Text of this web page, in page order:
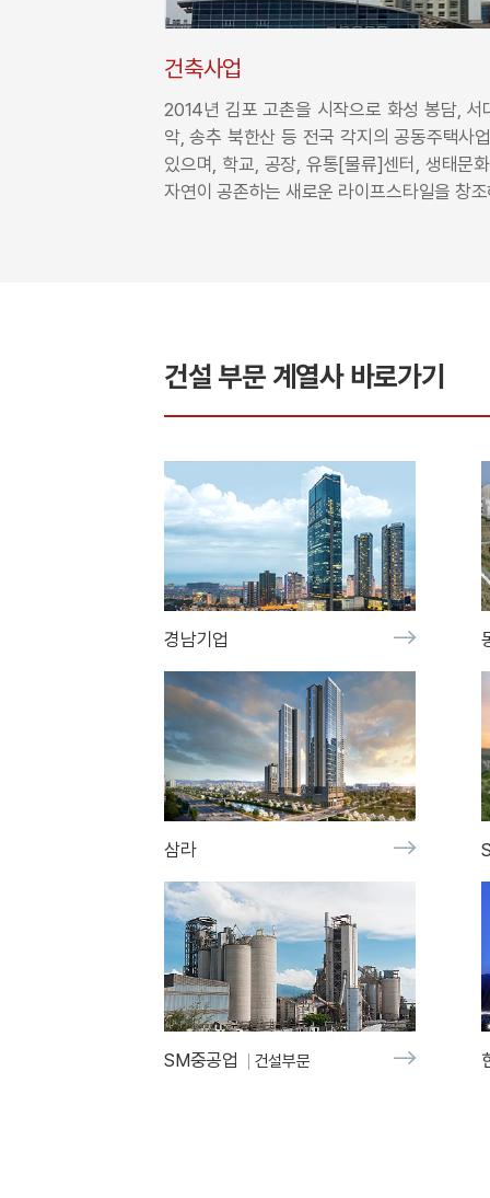
건축사업
2014년 김포 고촌을 시작으로 화성 봉담, 서
악, 송추 북한산 등 전국 각지의 공동주택사
있으며, 학교, 공장, 유통[물류]센터, 생태문
자연이 공존하는 새로운 라이프스타일을 창
건설부문 계열사 바로가기
경남기업
삼라
SM중공업 건설부문